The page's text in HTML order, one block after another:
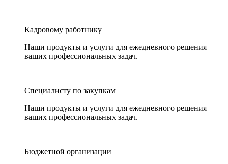
Кадровому работнику
Наши продукты и услуги для ежедневного решения
ваших профессиональных задач.
Специалисту по закупкам
Наши продукты и услуги для ежедневного решения
ваших профессиональных задач.
Бюджетной организации